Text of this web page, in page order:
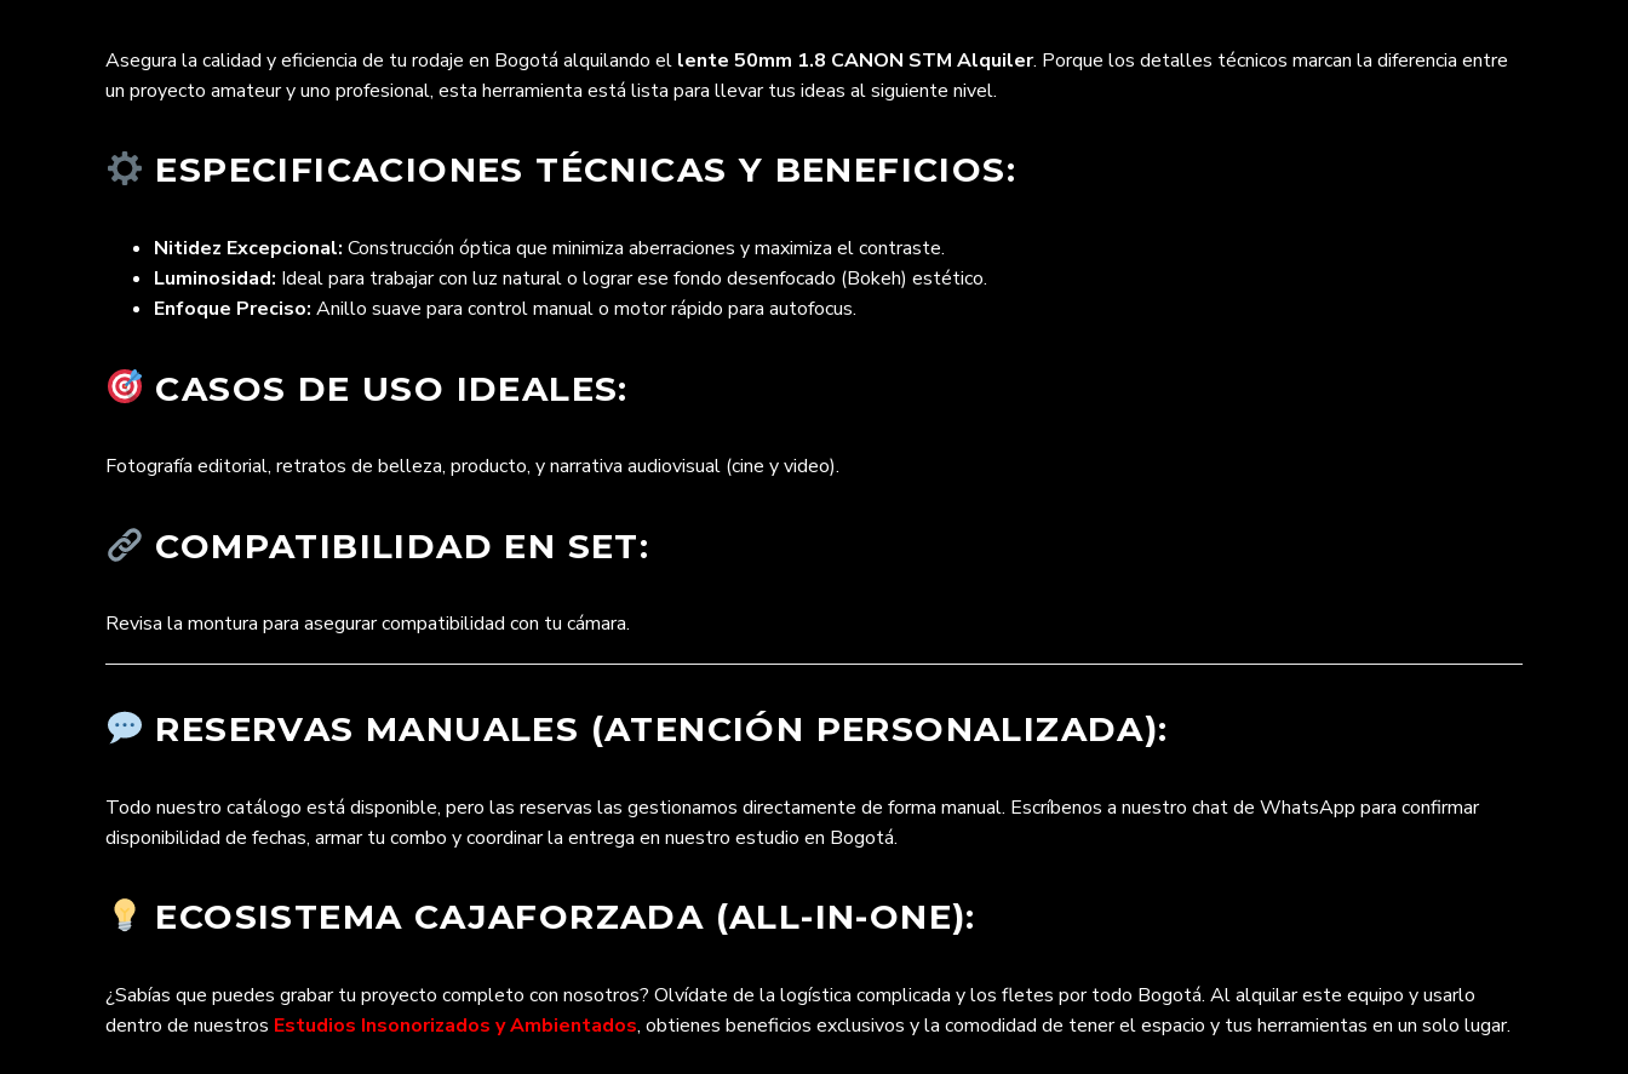
Asegura la calidad y eficiencia de tu rodaje en Bogotá alquilando el lente 50mm 1.8 CANON STM Alquiler. Porque los detalles técnicos marcan la diferencia entre
un proyecto amateur y uno profesional, esta herramienta está lista para llevar tus ideas al siguiente nivel.
ESPECIFICACIONES TÉCNICAS Y BENEFICIOS:
Nitidez Excepcional: Construcción óptica que minimiza aberraciones y maximiza el contraste.
Luminosidad: Ideal para trabajar con luz natural o lograr ese fondo desenfocado (Bokeh) estético.
Enfoque Preciso: Anillo suave para control manual o motor rápido para autofocus.
CASOS DE USO IDEALES:
Fotografía editorial, retratos de belleza, producto, y narrativa audiovisual (cine y video).
COMPATIBILIDAD EN SET:
Revisa la montura para asegurar compatibilidad con tu cámara.
RESERVAS MANUALES (ATENCIÓN PERSONALIZADA):
Todo nuestro catálogo está disponible, pero las reservas las gestionamos directamente de forma manual. Escríbenos a nuestro chat de WhatsApp para confirmar
disponibilidad de fechas, armar tu combo y coordinar la entrega en nuestro estudio en Bogotá.
ECOSISTEMA CAJAFORZADA (ALL-IN-ONE):
¿Sabías que puedes grabar tu proyecto completo con nosotros? Olvídate de la logística complicada y los fletes por todo Bogotá. Al alquilar este equipo y usarlo
dentro de nuestros Estudios Insonorizados y Ambientados, obtienes beneficios exclusivos y la comodidad de tener el espacio y tus herramientas en un solo lugar.